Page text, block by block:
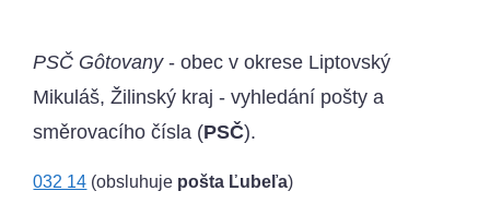
PSČ Gôtovany- obec v okrese Liptovský
Mikuláš, Žilinský kraj - vyhledání pošty a
směrovacího čísla (PSČ).
032 14 (obsluhuje pošta Ľubeľa)